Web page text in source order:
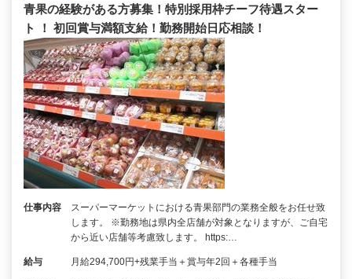
青果の経験がある方募集！特別採用枠チーフ待遇スター
ト ！ 初回賞与満額支給！勤務開始日応相談！
仕事内容
スーパーマーケットにおける青果部門の業務全般をお任せ致
します。 ※勤務地は県内全店舗が対象となりますが、ご自宅
から近い店舗等考慮致します。 https:…
給与 月給294,700円+残業手当＋賞与年2回＋各種手当